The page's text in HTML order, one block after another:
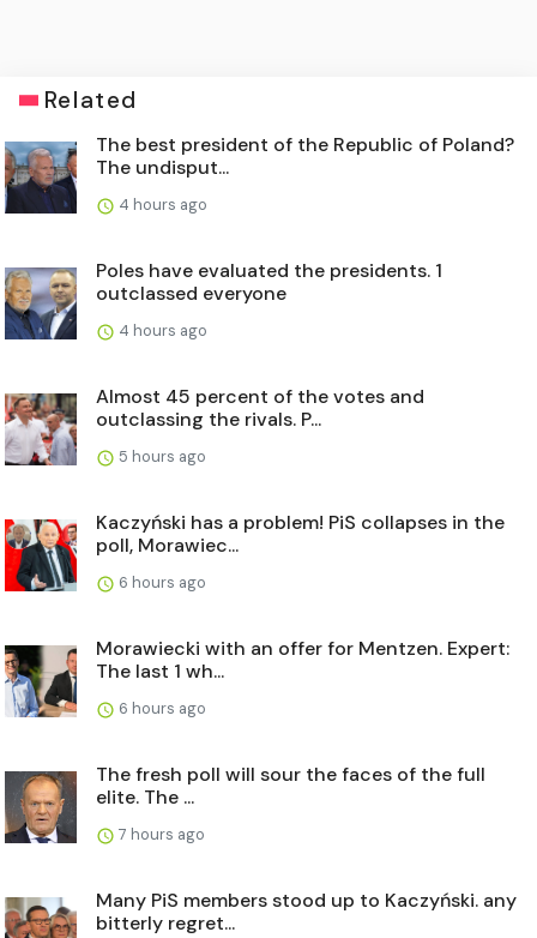
Related
The best president of the Republic of Poland?
The undisput...
4 hours ago
Poles have evaluated the presidents. 1
outclassed everyone
4 hours ago
Almost 45 percent of the votes and
outclassing the rivals. P...
5 hours ago
Kaczyński has a problem! PiS collapses in the
poll, Morawiec...
6 hours ago
Morawiecki with an offer for Mentzen. Expert:
The last 1 wh...
6 hours ago
The fresh poll will sour the faces of the full
elite. The ...
7 hours ago
Many PiS members stood up to Kaczyński. any
bitterly regret...